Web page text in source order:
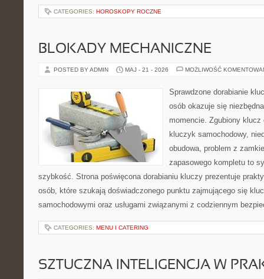
CATEGORIES: HOROSKOPY ROCZNE
BLOKADY MECHANICZNE
POSTED BY ADMIN MAJ - 21 - 2026 MOŻLIWOŚĆ
Sprawdzone dorabianie
osób okazuje się
momencie. Zgubiony
kluczyk samochodowy,
obudowa, problem z
zapasowego kompletu to
szybkość. Strona poświęcona dorabianiu kluczy prezentuje
osób, które szukają doświadczonego punktu zajmującego się
samochodowymi oraz usługami związanymi z codziennym
CATEGORIES: MENU I CATERING
SZTUCZNA INTELIGENCJA W